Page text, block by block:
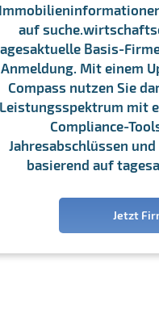
auf
Basis-
Anmeldung. Mit einem
Compass nutzen Sie
Leistungsspektrum mit
Compliance-
Jahresabschlüssen
basierend auf
Jetzt